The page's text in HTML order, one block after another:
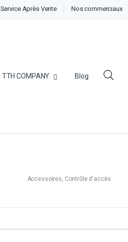
Service Après Vente Nos commerciaux
TTH COMPANY Blog
Accessoires, Contrôle d'accès